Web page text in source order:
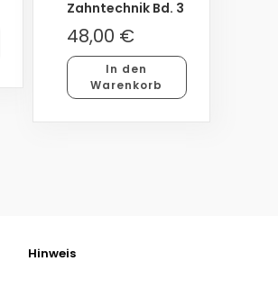
Zahntechnik Bd. 3
48,00 €
In den
Warenkorb
Hinweis